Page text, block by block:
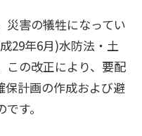
災害の犠牲になってい
29年6月)水防法・土
この改正により、要配
保計画の作成および避
す。